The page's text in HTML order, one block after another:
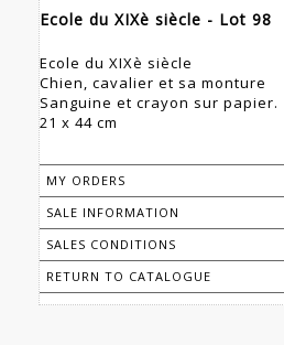
Ecole du XIXè siècle - Lot 98
Ecole du XIXè siècle
Chien, cavalier et sa monture
Sanguine et crayon sur papier.
21 x 44 cm
MY ORDERS
SALE INFORMATION
SALES CONDITIONS
RETURN TO CATALOGUE